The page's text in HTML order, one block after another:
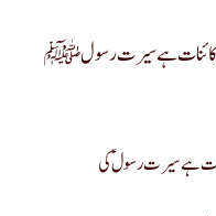
کائنات ہے سیرت رسولﷺ
ہے سیرت رسولؑ کی